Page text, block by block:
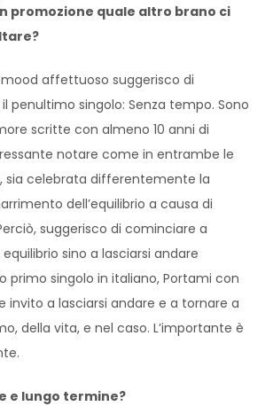
promozione quale altro brano ci
affettuoso suggerisco di
penultimo singolo: Senza tempo. Sono
scritte con almeno 10 anni di
notare come in entrambe le
sia celebrata differentemente la
dell’equilibrio a causa di
suggerisco di cominciare a
sino a lasciarsi andare
primo singolo in italiano, Portami con
invito a lasciarsi andare e a tornare a
della vita, e nel caso. L’importante è
e lungo termine?